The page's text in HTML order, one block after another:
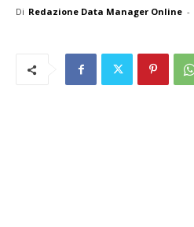
Di Redazione Data Manager Online -